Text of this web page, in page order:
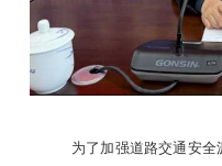
为了加强道路交通安